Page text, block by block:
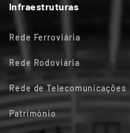
Infraestruturas
Rede Ferroviária
Rede Rodoviária
Rede de Telecomunicações
Património